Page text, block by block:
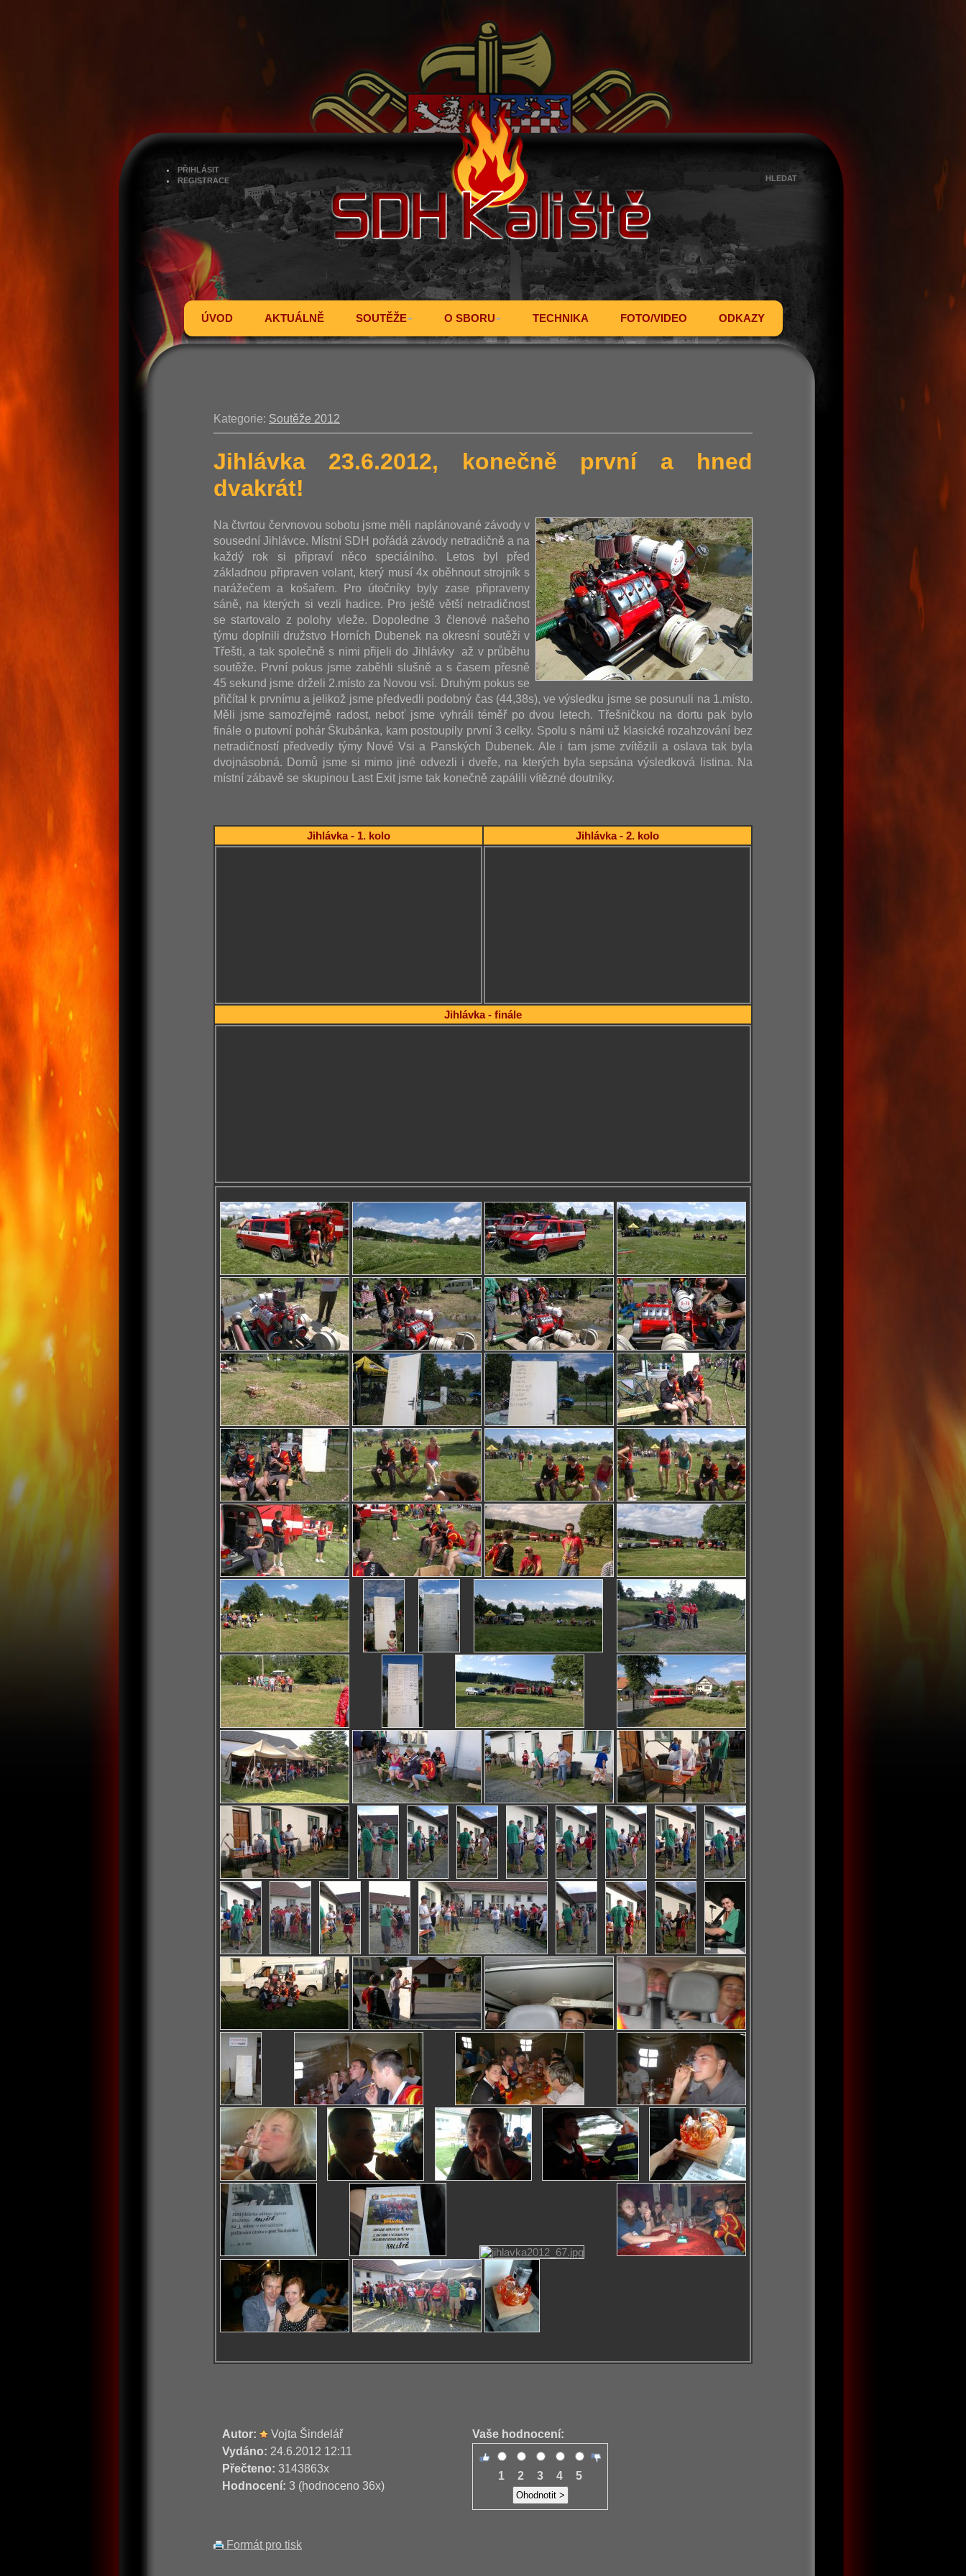
PŘIHLÁSIT
REGISTRACE
ÚVOD AKTUÁLNĚ SOUTĚŽE O SBORU TECHNIKA FOTO/VIDEO ODKAZY
Kategorie: Soutěže 2012
Jihlávka 23.6.2012, konečně první a hned
dvakrát!
Na čtvrtou červnovou sobotu jsme měli naplánované závody v
sousední Jihlávce. Místní SDH pořádá závody netradičně a na
každý rok si připraví něco speciálního. Letos byl před
základnou připraven volant, který musí 4x oběhnout strojník s
narážečem a košařem. Pro útočníky byly zase připraveny
sáně, na kterých si vezli hadice. Pro ještě větší netradičnost
se startovalo z polohy vleže. Dopoledne 3 členové našeho
týmu doplnili družstvo Horních Dubenek na okresní soutěži v
Třešti, a tak společně s nimi přijeli do Jihlávky až v průběhu
soutěže. První pokus jsme zaběhli slušně a s časem přesně
45 sekund jsme drželi 2.místo za Novou vsí. Druhým pokus se
přičítal k prvnímu a jelikož jsme předvedli podobný čas (44,38s), ve výsledku jsme se posunuli na 1.místo.
Měli jsme samozřejmě radost, neboť jsme vyhráli téměř po dvou letech. Třešničkou na dortu pak bylo
finále o putovní pohár Škubánka, kam postoupily první 3 celky. Spolu s námi už klasické rozahzování bez
netradičností předvedly týmy Nové Vsi a Panských Dubenek. Ale i tam jsme zvítězili a oslava tak byla
dvojnásobná. Domů jsme si mimo jiné odvezli i dveře, na kterých byla sepsána výsledková listina. Na
místní zábavě se skupinou Last Exit jsme tak konečně zapálili vítězné doutníky.
Jihlávka - 1. kolo Jihlávka - 2. kolo
Jihlávka - finále
Autor:
Vojta Šindelář
Vydáno: 24.6.2012 12:11
Přečteno: 3143863x
Hodnocení: 3 (hodnoceno 36x)
Vaše hodnocení:
1 2 3 4 5
Formát pro tisk